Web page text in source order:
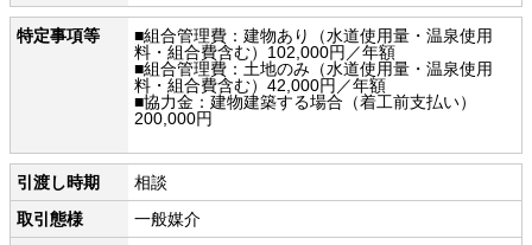
特定事項等
■組合管理費：建物あり（水道使用量・温泉使用
料・組合費含む）102,000円／年額
■組合管理費：土地のみ（水道使用量・温泉使用
料・組合費含む）42,000円／年額
■協力金：建物建築する場合（着工前支払い）
200,000円
引渡し時期
相談
取引態様
一般媒介